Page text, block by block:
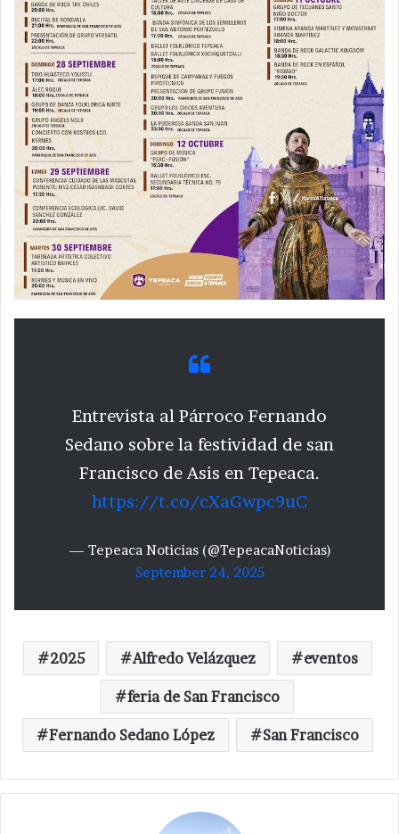
Entrevista al Párroco Fernando
Sedano sobre la festividad de san
Francisco de Asis en Tepeaca.
https://t.co/cXaGwpc9uC
— Tepeaca Noticias (@TepeacaNoticias)
September 24, 2025
2025 Alfredo Velázquez eventos
feria de San Francisco
Fernando Sedano López San Francisco